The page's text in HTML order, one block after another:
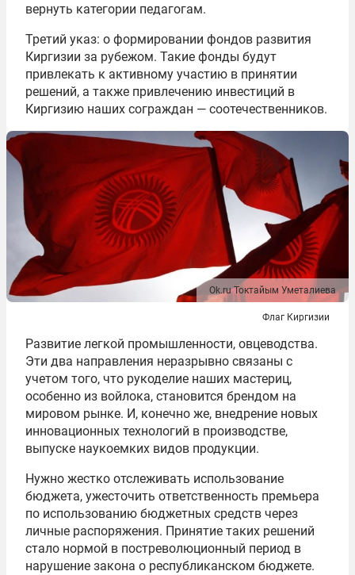
вернуть категории педагогам.
Третий указ: о формировании фондов развития
Киргизии за рубежом. Такие фонды будут
привлекать к активному участию в принятии
решений, а также привлечению инвестиций в
Киргизию наших сограждан — соотечественников.
Ok.ru Токтайым Уметалиева
Флаг Киргизии
Развитие легкой промышленности, овцеводства.
Эти два направления неразрывно связаны с
учетом того, что рукоделие наших мастериц,
особенно из войлока, становится брендом на
мировом рынке. И, конечно же, внедрение новых
инновационных технологий в производстве,
выпуске наукоемких видов продукции.
Нужно жестко отслеживать использование
бюджета, ужесточить ответственность премьера
по использованию бюджетных средств через
личные распоряжения. Принятие таких решений
стало нормой в постреволюционный период в
нарушение закона о республиканском бюджете.